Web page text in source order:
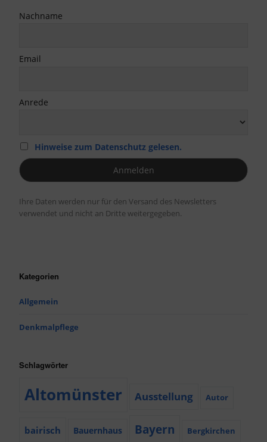
Nachname
Email
Anrede
Hinweise zum Datenschutz gelesen.
Ihre Daten werden nur für den Versand des Newsletters
verwendet und nicht an Dritte weitergegeben.
Kategorien
Allgemein
Denkmalpflege
Schlagwörter
Altomünster Ausstellung Autor
bairisch Bauernhaus Bayern Bergkirchen